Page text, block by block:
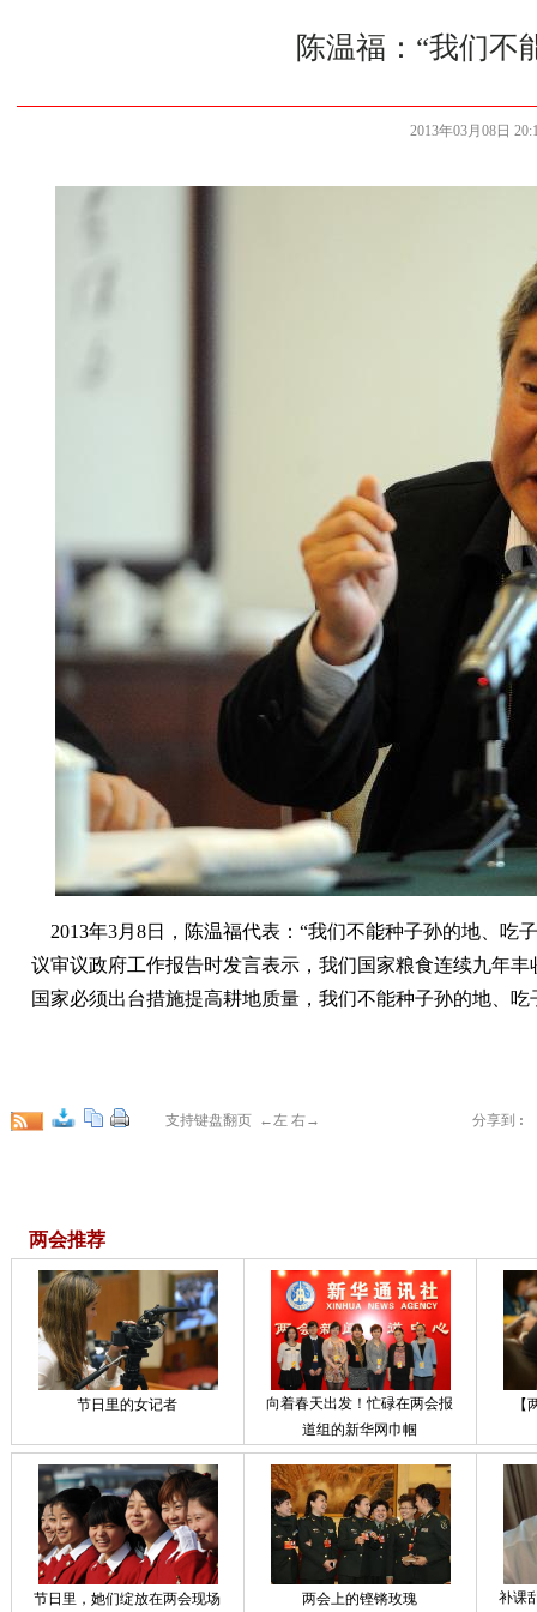
陈温福：“我们不
2013年03月08日
2013年3月8日，陈温福代表：“我们不能种子孙的地、吃
议审议政府工作报告时发言表示，我们国家粮食连续九年
国家必须出台措施提高耕地质量，我们不能种子孙的地、
支持键盘翻页 ←左 右→ 分享到 :
两会推荐
节日里的女记者
向着春天出发！忙碌在两会报
道组的新华网巾帼
节日里，她们绽放在两会现场 两会上的铿锵玫瑰 补课